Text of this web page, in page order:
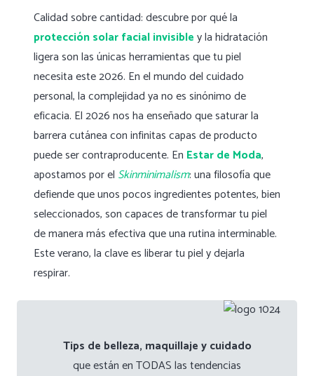
Calidad sobre cantidad: descubre por qué la
protección solar facial invisibley la hidratación
ligera son las únicas herramientas que tu piel
necesita este 2026. En el mundo del cuidado
personal, la complejidad ya no es sinónimo de
eficacia. El 2026 nos ha enseñado que saturar la
barrera cutánea con infinitas capas de producto
puede ser contraproducente. En Estar de Moda,
apostamos por el Skinminimalism: una filosofía que
defiende que unos pocos ingredientes potentes, bien
seleccionados, son capaces de transformar tu piel
de manera más efectiva que una rutina interminable.
Este verano, la clave es liberar tu piel y dejarla
respirar.
Tips de belleza, maquillaje y cuidado
que están en TODAS las tendencias